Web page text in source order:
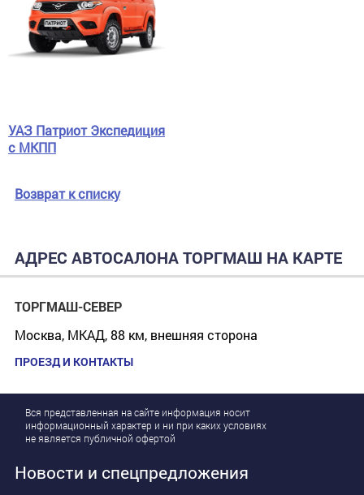
УАЗ Патриот Экспедиция
с МКПП
Возврат к списку
АДРЕС АВТОСАЛОНА ТОРГМАШ НА КАРТЕ
ТОРГМАШ-СЕВЕР
Москва, МКАД, 88 км, внешняя сторона
ПРОЕЗД И КОНТАКТЫ
Вся представленная на сайте информация носит
информационный характер и ни при каких условиях
не является публичной офертой
Новости и спецпредложения